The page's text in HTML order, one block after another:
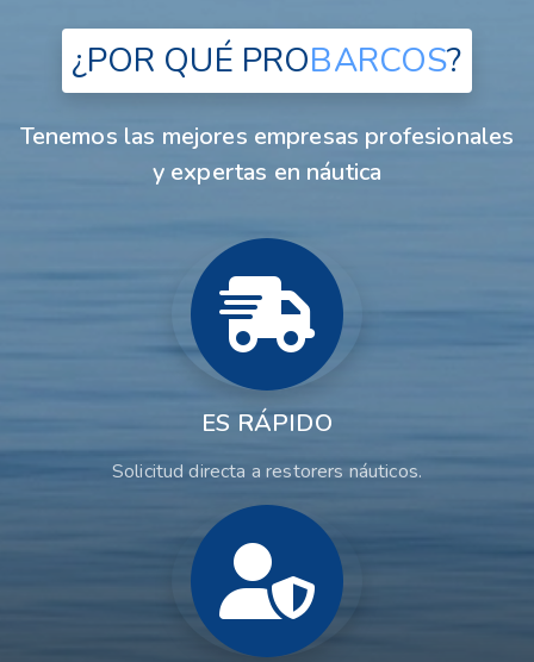
¿POR QUÉ PROBARCOS?
Tenemos las mejores empresas profesionales
y expertas en náutica
ES RÁPIDO
Solicitud directa a restorers náuticos.